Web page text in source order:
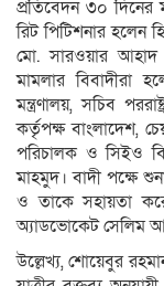
প্রতিবেদন ৩০ দিনের
রিট পিটিশনার হলেন
মো. সারওয়ার আহাদ
মামলার বিবাদীরা
মন্ত্রণালয়, সচিব
কর্তৃপক্ষ বাংলাদেশ,
পরিচালক ও সিইও
মাহমুদ। বাদী পক্ষে
ও তাকে সহায়তা
অ্যাডভোকেট সেলিম
উল্লেখ্য, শোয়েবুর